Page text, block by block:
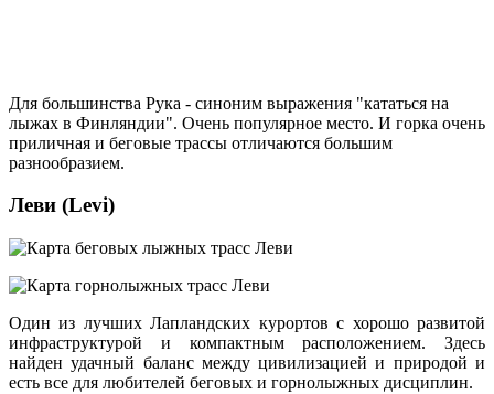
Для большинства Рука - синоним выражения "кататься на
лыжах в Финляндии". Очень популярное место. И горка очень
приличная и беговые трассы отличаются большим
разнообразием.
Леви (Levi)
Один из лучших Лапландских курортов с хорошо развитой
инфраструктурой и компактным расположением. Здесь
найден удачный баланс между цивилизацией и природой и
есть все для любителей беговых и горнолыжных дисциплин.